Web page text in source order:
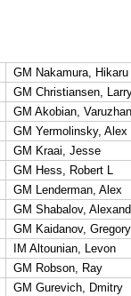
GM Nakamura, Hikaru
GM Christiansen,
GM Akobian, Varuzhan
GM Yermolinsky, Alex
GM Kraai, Jesse
GM Hess, Robert L
GM Lenderman, Alex
GM Shabalov,
GM Kaidanov, Gregory
IM Altounian, Levon
GM Robson, Ray
GM Gurevich, Dmitry